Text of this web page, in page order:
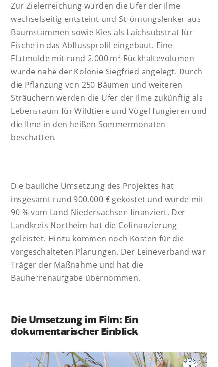
Zur Zielerreichung wurden die Ufer der Ilme
wechselseitig entsteint und Strömungslenker aus
Baumstämmen sowie Kies als Laichsubstrat für
Fische in das Abflussprofil eingebaut. Eine
Flutmulde mit rund 2.000 m³ Rückhaltevolumen
wurde nahe der Kolonie Siegfried angelegt. Durch
die Pflanzung von 250 Bäumen und weiteren
Sträuchern werden die Ufer der Ilme zukünftig als
Lebensraum für Wildtiere und Vögel fungieren und
die Ilme in den heißen Sommermonaten
beschatten.
Die bauliche Umsetzung des Projektes hat
insgesamt rund 900.000 € gekostet und wurde mit
90 % vom Land Niedersachsen finanziert. Der
Landkreis Northeim hat die Cofinanzierung
geleistet. Hinzu kommen noch Kosten für die
vorgeschalteten Planungen. Der Leineverband war
Träger der Maßnahme und hat die
Bauherrenaufgabe übernommen.
Die Umsetzung im Film: Ein
dokumentarischer Einblick